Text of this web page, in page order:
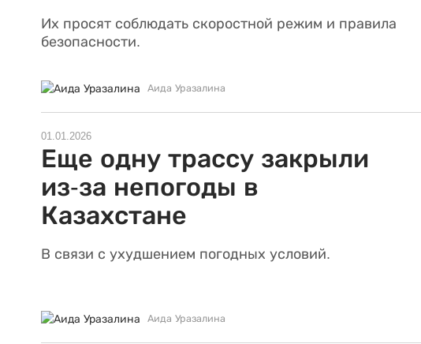
Их просят соблюдать скоростной режим и правила
безопасности.
Аида Уразалина
01.01.2026
Еще одну трассу закрыли
из-за непогоды в
Казахстане
В связи с ухудшением погодных условий.
Аида Уразалина